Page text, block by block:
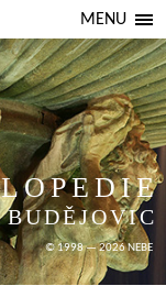
MENU
© 1998 — 2026 NEBE